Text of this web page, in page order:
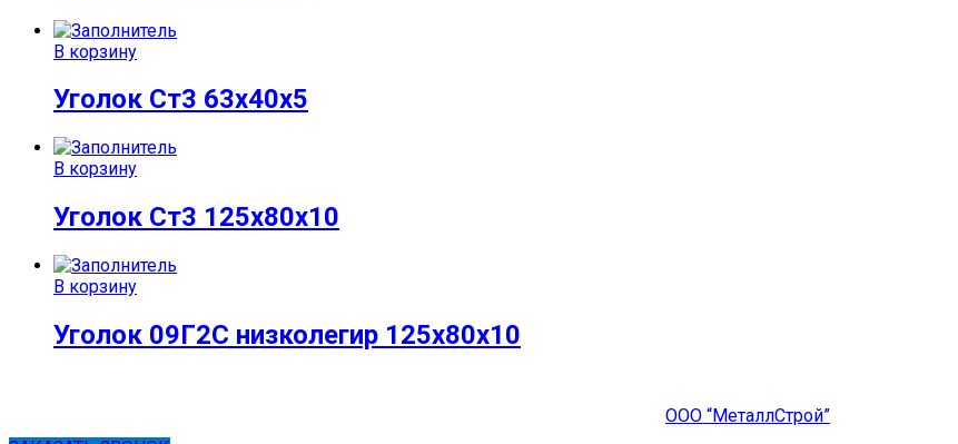
В корзину
Уголок Ст3 63х40х5
В корзину
Уголок Ст3 125х80х10
В корзину
Уголок 09Г2С низколегир 125х80х10
ООО “МеталлСтрой”